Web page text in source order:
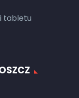
tabletu